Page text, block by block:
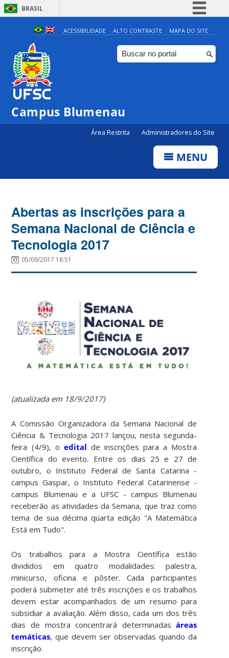
BRASIL
Simplifique!
Comunica BR
Participe
ACESSIBILIDADE ALTO CONTRASTE MAPA DO SITE
Campus Blumenau
Área Restrita Administradores do Site
MENU
Abertas as inscrições para a
Semana Nacional de Ciência e
Tecnologia 2017
05/09/2017 18:51
(atualizada em 18/9/2017)
A Comissão Organizadora da Semana Nacional de
Ciência & Tecnologia 2017 lançou, nesta segunda-
feira (4/9), o edital de inscrições para a Mostra
Científica do evento. Entre os dias 25 e 27 de
outubro, o Instituto Federal de Santa Catarina -
campus Gaspar, o Instituto Federal Catarinense -
campus Blumenau e a UFSC - campus Blumenau
receberão as atividades da Semana, que traz como
tema de sua décima quarta edição "A Matemática
Está em Tudo".
Os trabalhos para a Mostra Científica estão
divididos em quatro modalidades: palestra,
minicurso, oficina e pôster. Cada participantes
poderá submeter até três inscrições e os trabalhos
devem estar acompanhados de um resumo para
subsidiar a avaliação. Além disso, cada um dos três
dias de mostra concentrará determinadasáreas
temáticas, que devem ser observadas quando da
inscrição.